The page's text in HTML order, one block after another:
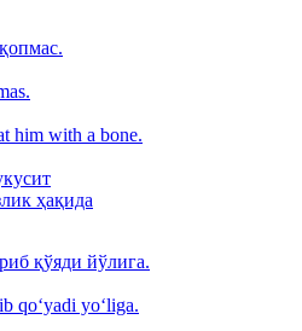
him with a bone.
ҳақида
қўяди йўлига.
qo‘yadi yo‘liga.